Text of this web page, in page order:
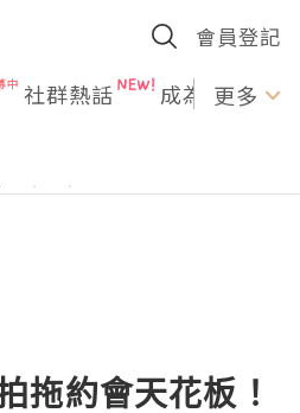
會員登記
社群熱話 成為U更多
拖約會天花板！